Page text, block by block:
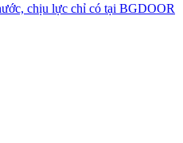
chịu lực chỉ có tại BGDOOR